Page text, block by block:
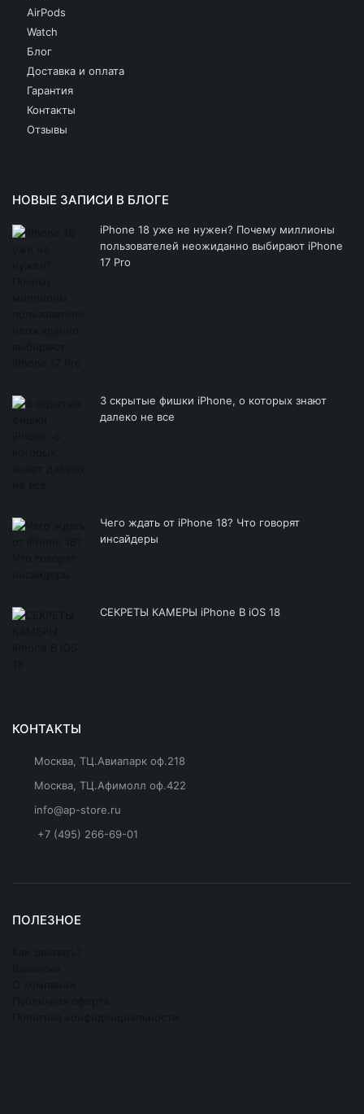
AirPods
Watch
Блог
Доставка и оплата
Гарантия
Контакты
Отзывы
НОВЫЕ ЗАПИСИ В БЛОГЕ
iPhone 18 уже не нужен? Почему миллионы
пользователей неожиданно выбирают iPhone
17 Pro
3 скрытые фишки iPhone, о которых знают
далеко не все
Чего ждать от iPhone 18? Что говорят
инсайдеры
СЕКРЕТЫ КАМЕРЫ iPhone В iOS 18
КОНТАКТЫ
Москва, ТЦ.Авиапарк оф.218
Москва, ТЦ.Афимолл оф.422
info@ap-store.ru
+7 (495) 266-69-01
ПОЛЕЗНОЕ